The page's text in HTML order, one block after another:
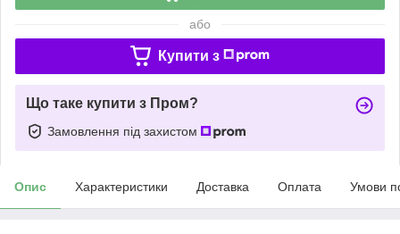
або
Купити з
Що таке купити з Пром?
Замовлення під захистом
Опис Характеристики Доставка Оплата Умови